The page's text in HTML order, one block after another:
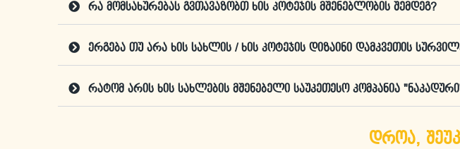
რა მომსახურებას გვთავაზობთ ხის კოტეჯის მშენებლობის შემდეგ?
ერგება თუ არა ხის სახლის / ხის კოტეჯის დიზაინი დამკვეთის
რატომ არის ხის სახლების მშენებელი საუკეთესო კომპანია
დროა,